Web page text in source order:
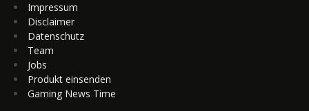
Impressum
Disclaimer
Datenschutz
Team
Jobs
Produkt einsenden
Gaming News Time